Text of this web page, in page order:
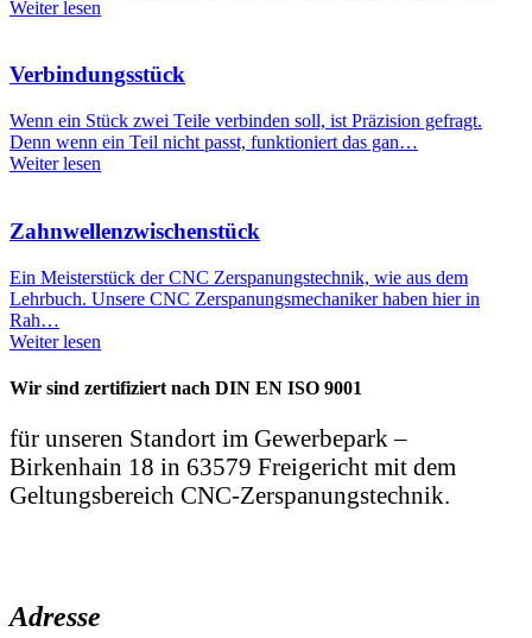
Weiter lesen
Verbindungsstück
Wenn ein Stück zwei Teile verbinden soll, ist Präzision gefragt.
Denn wenn ein Teil nicht passt, funktioniert das gan…
Weiter lesen
Zahnwellen­zwischenstück
Ein Meisterstück der CNC Zerspanungstechnik, wie aus dem
Lehrbuch. Unsere CNC Zerspanungsmechaniker haben hier in
Rah…
Weiter lesen
Wir sind zertifiziert nach DIN EN ISO 9001
für unseren Standort im Gewerbepark –
Birkenhain 18 in 63579 Freigericht mit dem
Geltungsbereich CNC-Zerspanungstechnik.
Adresse